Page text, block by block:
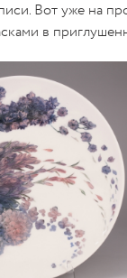
Вот уже на
в